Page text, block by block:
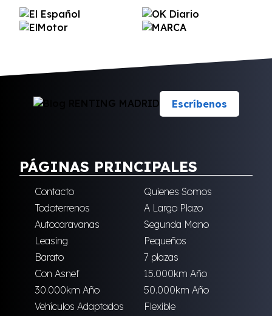
Escríbenos
PÁGINAS PRINCIPALES
Contacto
Quienes Somos
Todoterrenos
A Largo Plazo
Autocaravanas
Segunda Mano
Leasing
Pequeños
Barato
7 plazas
Con Asnef
15.000km Año
30.000km Año
50.000km Año
Vehículos Adaptados
Flexible